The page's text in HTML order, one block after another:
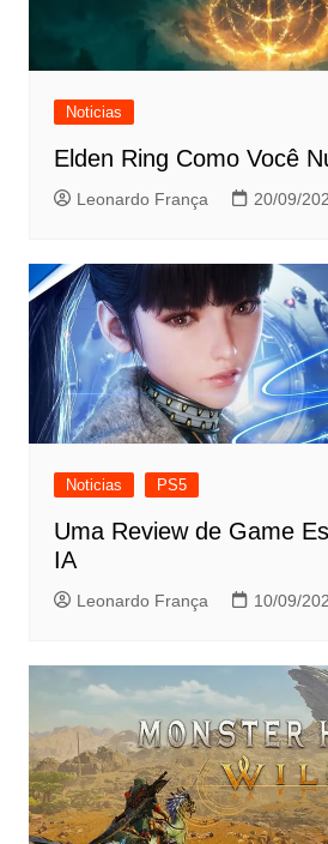
Noticias
Elden Ring Como Você
Leonardo França 20/09/
Noticias PS5
Uma Review de Game
IA
Leonardo França 10/09/